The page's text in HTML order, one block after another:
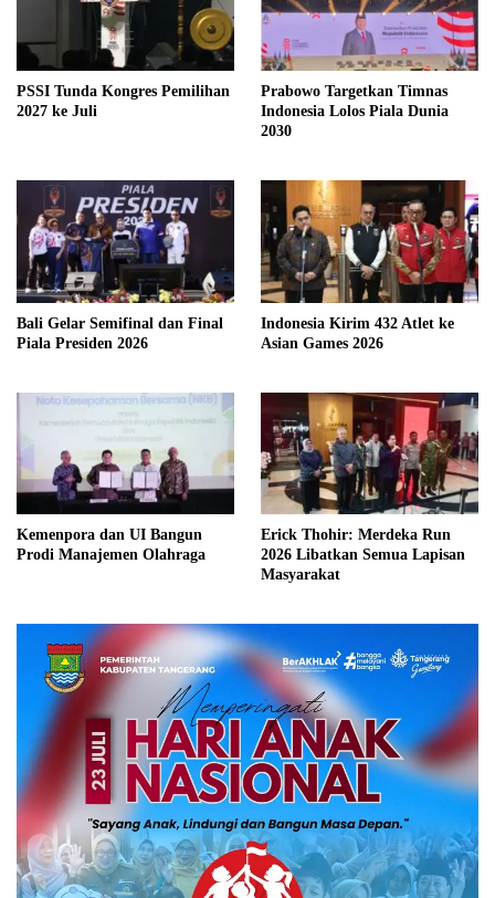
PSSI Tunda Kongres Pemilihan
2027 ke Juli
Prabowo Targetkan Timnas
Indonesia Lolos Piala Dunia
2030
Bali Gelar Semifinal dan Final
Piala Presiden 2026
Indonesia Kirim 432 Atlet ke
Asian Games 2026
Kemenpora dan UI Bangun
Prodi Manajemen Olahraga
Erick Thohir: Merdeka Run
2026 Libatkan Semua Lapisan
Masyarakat